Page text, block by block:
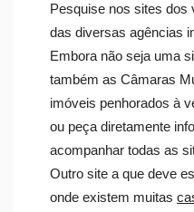
Pesquise nos sites dos
das diversas agências
Embora não seja uma
também as Câmaras
imóveis penhorados à
ou peça diretamente
acompanhar todas as
Outro site a que deve
onde existem muitas